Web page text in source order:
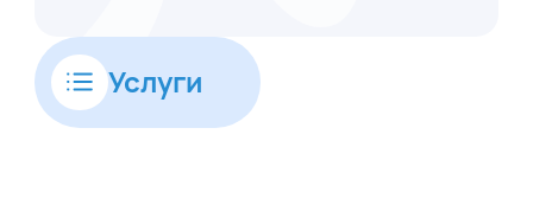
Услуги